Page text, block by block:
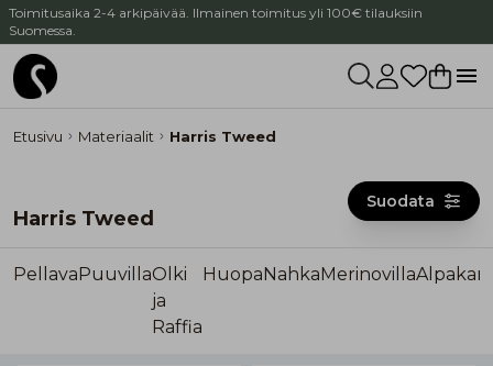
Toimitusaika 2-4 arkipäivää. Ilmainen toimitus yli 100€ tilauksiin
Suomessa.
Etusivu Materiaalit Harris Tweed
Harris Tweed
Suodata
PellavaPuuvillaOlki
ja
Raffia
HuopaNahkaMerinovilla